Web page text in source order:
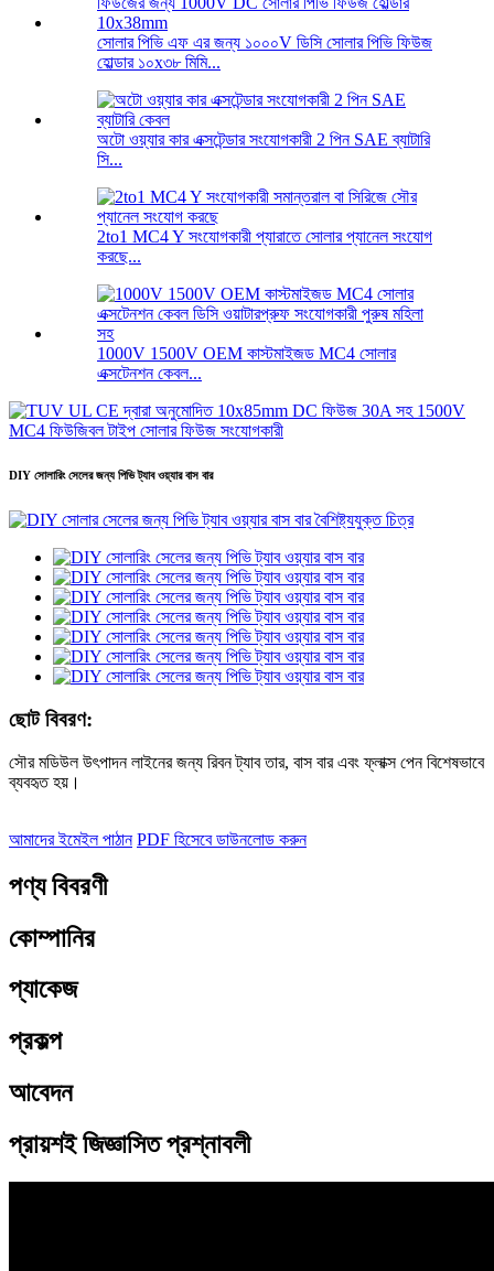
সোলার পিভি এফ এর জন্য ১০০০V ডিসি সোলার পিভি ফিউজ
হোল্ডার ১০x৩৮ মিমি...
অটো ওয়্যার কার এক্সটেন্ডার সংযোগকারী 2 পিন SAE ব্যাটারি
সি...
2to1 MC4 Y সংযোগকারী প্যারাতে সোলার প্যানেল সংযোগ
করছে...
1000V 1500V OEM কাস্টমাইজড MC4 সোলার
এক্সটেনশন কেবল...
DIY সোলারিং সেলের জন্য পিভি ট্যাব ওয়্যার বাস বার
ছোট বিবরণ:
সৌর মডিউল উৎপাদন লাইনের জন্য রিবন ট্যাব তার, বাস বার এবং ফ্লাক্স পেন বিশেষভাবে
ব্যবহৃত হয়।
আমাদের ইমেইল পাঠান PDF হিসেবে ডাউনলোড করুন
পণ্য বিবরণী
কোম্পানির
প্যাকেজ
প্রকল্প
আবেদন
প্রায়শই জিজ্ঞাসিত প্রশ্নাবলী